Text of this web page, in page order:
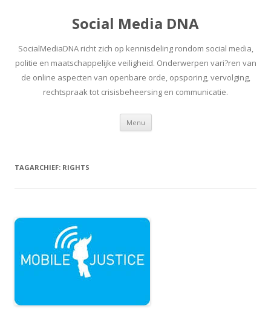
Social Media DNA
SocialMediaDNA richt zich op kennisdeling rondom social media,
politie en maatschappelijke veiligheid. Onderwerpen vari?ren van
de online aspecten van openbare orde, opsporing, vervolging,
rechtspraak tot crisisbeheersing en communicatie.
Menu Spring
inhoud
TAGARCHIEF: RIGHTS